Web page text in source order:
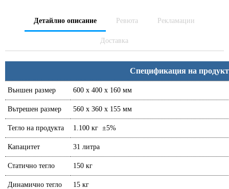
Детайлно описание Ревюта Рекламации
Доставка
Спецификация на
Външен размер 600 x 400 x 160 мм
Вътрешен размер 560 x 360 x 155 мм
Тегло на продукта 1.100 кг ±5%
Капацитет 31 литра
Статично тегло 150 кг
Динамично тегло 15 кг